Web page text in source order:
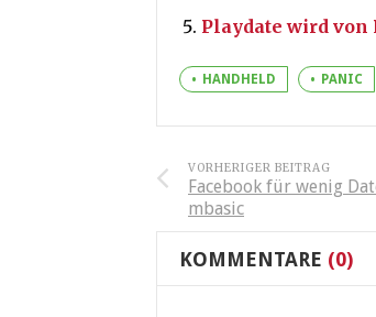
Playdate wird
HANDHELD PANIC
VORHERIGER BEITRAG
Facebook für wenig
mbasic
KOMMENTARE (0)